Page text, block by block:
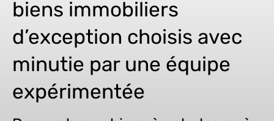
biens immobiliers
d’exception choisis avec
minutie par une équipe
expérimentée